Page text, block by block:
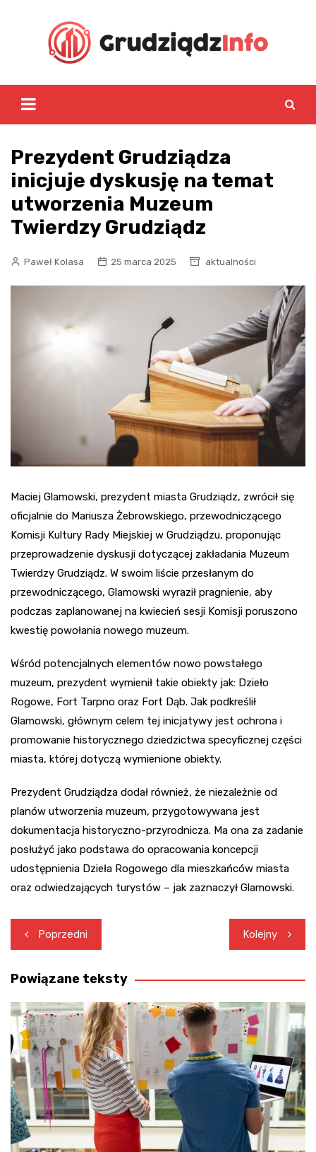
Prezydent Grudziądza
inicjuje dyskusję na temat
utworzenia Muzeum
Twierdzy Grudziądz
Paweł Kolasa 25 marca 2025 aktualności
Maciej Glamowski, prezydent miasta Grudziądz, zwrócił się
oficjalnie do Mariusza Żebrowskiego, przewodniczącego
Komisji Kultury Rady Miejskiej w Grudziądzu, proponując
przeprowadzenie dyskusji dotyczącej zakładania Muzeum
Twierdzy Grudziądz. W swoim liście przesłanym do
przewodniczącego, Glamowski wyraził pragnienie, aby
podczas zaplanowanej na kwiecień sesji Komisji poruszono
kwestię powołania nowego muzeum.
Wśród potencjalnych elementów nowo powstałego
muzeum, prezydent wymienił takie obiekty jak: Dzieło
Rogowe, Fort Tarpno oraz Fort Dąb. Jak podkreślił
Glamowski, głównym celem tej inicjatywy jest ochrona i
promowanie historycznego dziedzictwa specyficznej części
miasta, której dotyczą wymienione obiekty.
Prezydent Grudziądza dodał również, że niezależnie od
planów utworzenia muzeum, przygotowywana jest
dokumentacja historyczno-przyrodnicza. Ma ona za zadanie
posłużyć jako podstawa do opracowania koncepcji
udostępnienia Dzieła Rogowego dla mieszkańców miasta
oraz odwiedzających turystów – jak zaznaczył Glamowski.
Nawigacja
wpisu
Poprzedni Kolejny
Powiązane teksty